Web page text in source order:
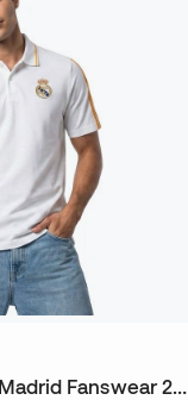
Koszulka Polo Real Madrid Fanswear 2026-2027